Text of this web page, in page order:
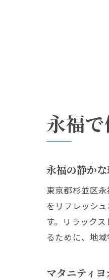
永福
永福の静か
東京都杉並区
をリフレッシ
す。リラック
るために、地
マタニティ